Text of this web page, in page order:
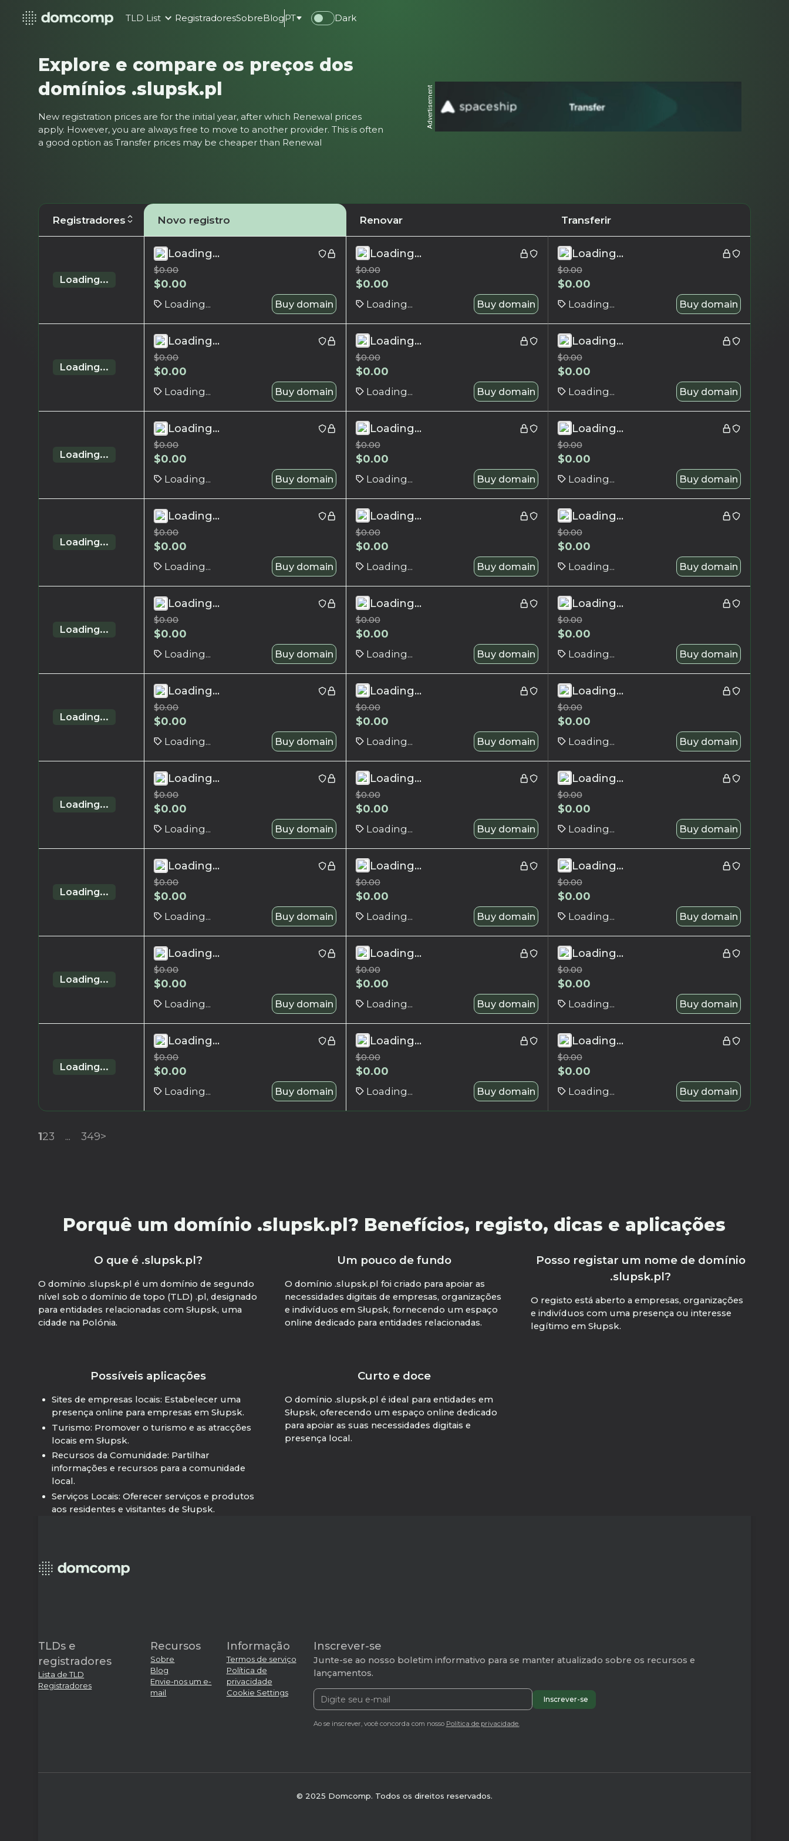
TLD List RegistradoresSobreBlogPT Dark
Explore e compare os preços dos
domínios .slupsk.pl
New registration prices are for the initial year, after which Renewal prices
apply. However, you are always free to move to another provider. This is often
a good option as Transfer prices may be cheaper than Renewal
Advertisement
Registradores Novo registro Renovar Transferir
Loading...
Loading...
$0.00
$0.00
Loading... Buy domain
Loading...
$0.00
$0.00
Loading... Buy domain
Loading...
$0.00
$0.00
Loading... Buy domain
Loading...
Loading...
$0.00
$0.00
Loading... Buy domain
Loading...
$0.00
$0.00
Loading... Buy domain
Loading...
$0.00
$0.00
Loading... Buy domain
Loading...
Loading...
$0.00
$0.00
Loading... Buy domain
Loading...
$0.00
$0.00
Loading... Buy domain
Loading...
$0.00
$0.00
Loading... Buy domain
Loading...
Loading...
$0.00
$0.00
Loading... Buy domain
Loading...
$0.00
$0.00
Loading... Buy domain
Loading...
$0.00
$0.00
Loading... Buy domain
Loading...
Loading...
$0.00
$0.00
Loading... Buy domain
Loading...
$0.00
$0.00
Loading... Buy domain
Loading...
$0.00
$0.00
Loading... Buy domain
Loading...
Loading...
$0.00
$0.00
Loading... Buy domain
Loading...
$0.00
$0.00
Loading... Buy domain
Loading...
$0.00
$0.00
Loading... Buy domain
Loading...
Loading...
$0.00
$0.00
Loading... Buy domain
Loading...
$0.00
$0.00
Loading... Buy domain
Loading...
$0.00
$0.00
Loading... Buy domain
Loading...
Loading...
$0.00
$0.00
Loading... Buy domain
Loading...
$0.00
$0.00
Loading... Buy domain
Loading...
$0.00
$0.00
Loading... Buy domain
Loading...
Loading...
$0.00
$0.00
Loading... Buy domain
Loading...
$0.00
$0.00
Loading... Buy domain
Loading...
$0.00
$0.00
Loading... Buy domain
Loading...
Loading...
$0.00
$0.00
Loading... Buy domain
Loading...
$0.00
$0.00
Loading... Buy domain
Loading...
$0.00
$0.00
Loading... Buy domain
123 ... 349>
Porquê um domínio .slupsk.pl? Benefícios, registo, dicas e aplicações
O que é .slupsk.pl?
O domínio .slupsk.pl é um domínio de segundo
nível sob o domínio de topo (TLD) .pl, designado
para entidades relacionadas com Słupsk, uma
cidade na Polónia.
Um pouco de fundo
O domínio .slupsk.pl foi criado para apoiar as
necessidades digitais de empresas, organizações
e indivíduos em Słupsk, fornecendo um espaço
online dedicado para entidades relacionadas.
Posso registar um nome de domínio
.slupsk.pl?
O registo está aberto a empresas, organizações
e indivíduos com uma presença ou interesse
legítimo em Słupsk.
Possíveis aplicações
Sites de empresas locais: Estabelecer uma
presença online para empresas em Słupsk.
Turismo: Promover o turismo e as atracções
locais em Słupsk.
Recursos da Comunidade: Partilhar
informações e recursos para a comunidade
local.
Serviços Locais: Oferecer serviços e produtos
aos residentes e visitantes de Słupsk.
Curto e doce
O domínio .slupsk.pl é ideal para entidades em
Słupsk, oferecendo um espaço online dedicado
para apoiar as suas necessidades digitais e
presença local.
TLDs e
registradores
Lista de TLD
Registradores
Recursos
Sobre
Blog
Envie-nos um e-
mail
Informação
Termos de serviço
Política de
privacidade
Cookie Settings
Inscrever-se
Junte-se ao nosso boletim informativo para se manter atualizado sobre os recursos e
lançamentos.
Ao se inscrever, você concorda com nosso Política de privacidade.
© 2025 Domcomp. Todos os direitos reservados.